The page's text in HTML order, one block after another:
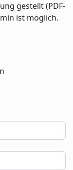
gestellt (PDF-
ist möglich.